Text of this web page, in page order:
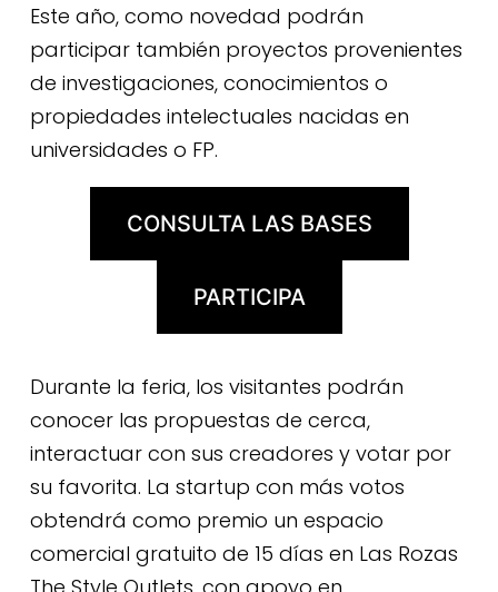
Este año, como novedad podrán
participar también proyectos provenientes
de investigaciones, conocimientos o
propiedades intelectuales nacidas en
universidades o FP.
CONSULTA LAS BASES
PARTICIPA
Durante la feria, los visitantes podrán
conocer las propuestas de cerca,
interactuar con sus creadores y votar por
su favorita. La startup con más votos
obtendrá como premio un espacio
comercial gratuito de 15 días en Las Rozas